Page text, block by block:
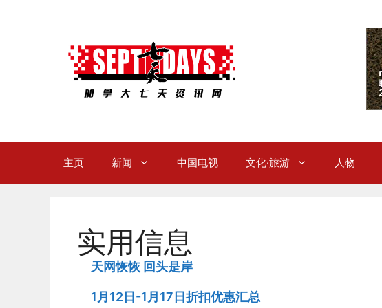
主页 新闻 中国电视 文化·旅游 人物
实用信息
天网恢恢 回头是岸
1月12日-1月17日折扣优惠汇总